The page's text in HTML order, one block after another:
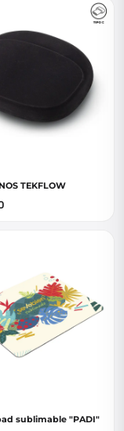
TEKFLOW
sublimable "PADI"